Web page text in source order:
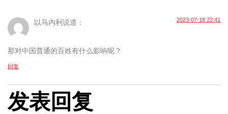
以马内利 说道： 2023-07-18 22:41
那对中国普通的百姓有什么影响呢？
回复
发表回复